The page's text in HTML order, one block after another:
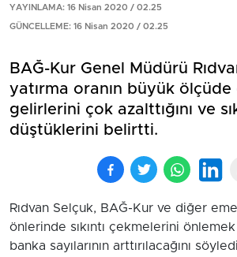
YAYINLAMA: 16 Nisan 2020 / 02.25
GÜNCELLEME: 16 Nisan 2020 / 02.25
BAĞ-Kur Genel Müdürü
yatırma oranın büyük ölçüde
gelirlerini çok azalttığını ve
düştüklerini belirtti.
Rıdvan Selçuk, BAĞ-Kur ve diğer
önlerinde sıkıntı çekmelerini
banka sayılarının arttırılacağını